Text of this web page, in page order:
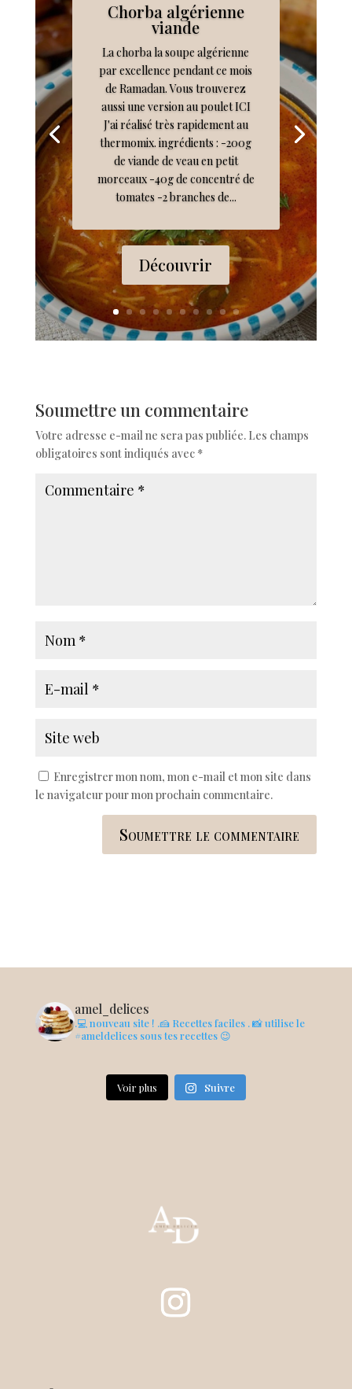
Chorba algérienne
viande
La chorba la soupe algérienne
par excellence pendant ce mois
de Ramadan. Vous trouverez
aussi une version au poulet ICI
J'ai réalisé très rapidement au
thermomix. ingrédients : -200g
de viande de veau en petit
morceaux -40g de concentré de
tomates -2 branches de...
Découvrir
Soumettre un commentaire
Votre adresse e-mail ne sera pas publiée. Les champs
obligatoires sont indiqués avec *
Enregistrer mon nom, mon e-mail et mon site dans
le navigateur pour mon prochain commentaire.
Soumettre le commentaire
amel_delices
.💻 nouveau site ! .🍰 Recettes faciles . 📸 utilise le
#ameldelices sous tes recettes 😉
Voir plus Suivre